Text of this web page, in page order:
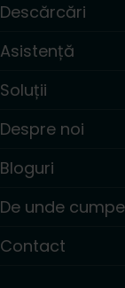
Descărcări
Asistență
Soluții
Despre noi
Bloguri
De unde
Contact